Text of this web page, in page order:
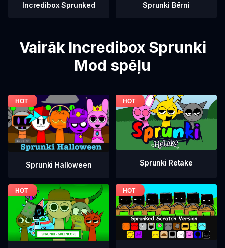
Incredibox Sprunked Sprunki Bērni
Vairāk Incredibox Sprunki
Mod spēļu
Sprunki Halloween Sprunki Retake